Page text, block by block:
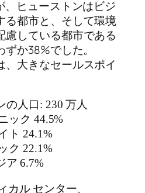
、ヒューストンはビジ
る都市と、そして環境
慮している都市である
か38%でした。
、大きなセールスポイ
の人口: 230 万人
ック 44.5%
ト 24.1%
ク 22.1%
ア 6.7%
カル センター、